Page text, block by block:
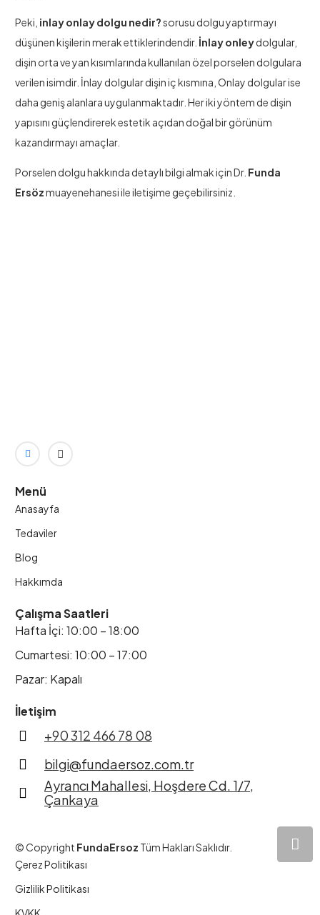
Peki, inlay onlay dolgu nedir?sorusu dolgu yaptırmayı
düşünen kişilerin merak ettiklerindendir. İnlay onleydolgular,
dişin orta ve yan kısımlarında kullanılan özel porselen dolgulara
verilen isimdir. İnlay dolgular dişin iç kısmına, Onlay dolgular ise
daha geniş alanlara uygulanmaktadır. Her iki yöntem de dişin
yapısını güçlendirerek estetik açıdan doğal bir görünüm
kazandırmayı amaçlar.
Porselen dolgu hakkında detaylı bilgi almak için Dr. Funda
Ersözmuayenehanesi ile iletişime geçebilirsiniz.
Menü
Anasayfa
Tedaviler
Blog
Hakkımda
Çalışma Saatleri
Hafta İçi: 10:00 – 18:00
Cumartesi: 10:00 – 17:00
Pazar: Kapalı
İletişim
+90 312 466 78 08
bilgi@fundaersoz.com.tr
Ayrancı Mahallesi, Hoşdere Cd. 1/7,
Çankaya
© Copyright FundaErsoz Tüm Hakları Saklıdır.
Çerez Politikası
Gizlilik Politikası